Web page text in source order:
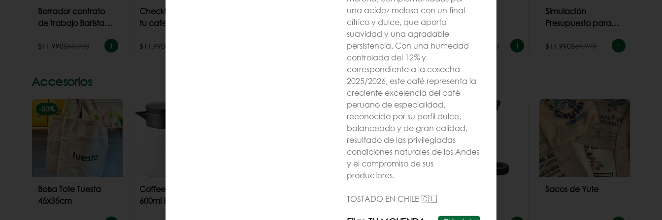
Borrador contrato
de trabajo Barista
$11.990$59.990
Checklist para abrir
tu cafeteria
$11.990$59.990
Guía para lanzar tu
marca de cafe en
Chile
$11.990$59.990
Pack TODOS
$29.990 $299.950
Simulación
Presupuesto para
$11.990$59.990
Accesorios
-50%
Bolsa Tote Tuesta
45x35cm
Coffee Server Hario
600ml Blanco
Sacos de Yute
una acidez melosa con un final
cítrico y dulce, que aporta
suavidad y una agradable
persistencia. Con una humedad
controlada del 12% y
correspondiente a la cosecha
2025/2026, este café representa la
creciente excelencia del café
peruano de especialidad,
reconocido por su perfil dulce,
balanceado y de gran calidad,
resultado de las privilegiadas
condiciones naturales de los Andes
y el compromiso de sus
productores.
TOSTADO EN CHILE 🇨🇱